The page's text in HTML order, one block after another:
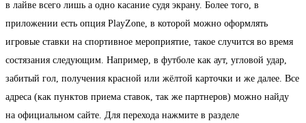
в лайве всего лишь а одно касание судя экрану. Более того, в
приложении есть опция PlayZone, в которой можно оформлять
игровые ставки на спортивное мероприятие, такое случится во время
состязания следующим. Например, в футболе как аут, угловой удар,
забитый гол, получения красной или жёлтой карточки и же далее. Все
адреса (как пунктов приема ставок, так же партнеров) можно найду
на официальном сайте. Для перехода нажмите в разделе